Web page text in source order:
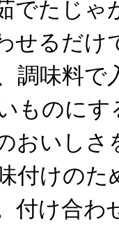
でたじゃ
せるだけ
調味料で
ものに
おいしさ
付けのた
付け合わ